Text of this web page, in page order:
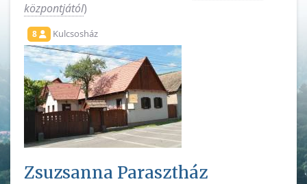
központjától)
8 Kulcsosház
Zsuzsanna Parasztház